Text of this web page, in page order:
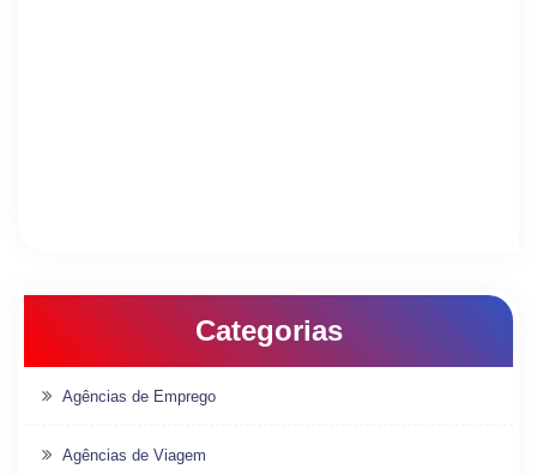
Categorias
Agências de Emprego
Agências de Viagem